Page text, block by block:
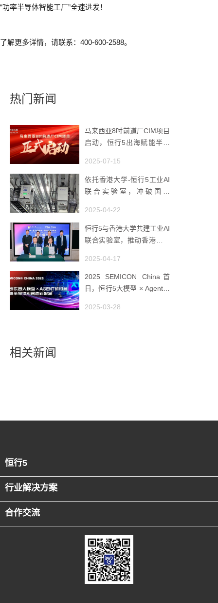
“功率半导体智能工厂”全速进发！
了解更多详情，请联系：400-600-2588。
热门新闻
马来西亚8吋前道厂CIM项目
启动，恒行5出海赋能半导
2025-07-15
依托香港大学-恒行5工业AI
联合实验室，冲破国产
2025-04-22
恒行5与香港大学共建工业AI
联合实验室，推动香港成为
2025-04-17
2025 SEMICON China首
日，恒行5大模型 × Agent研
潮
2025-03-28
相关新闻
恒行5
行业解决方案
合作交流